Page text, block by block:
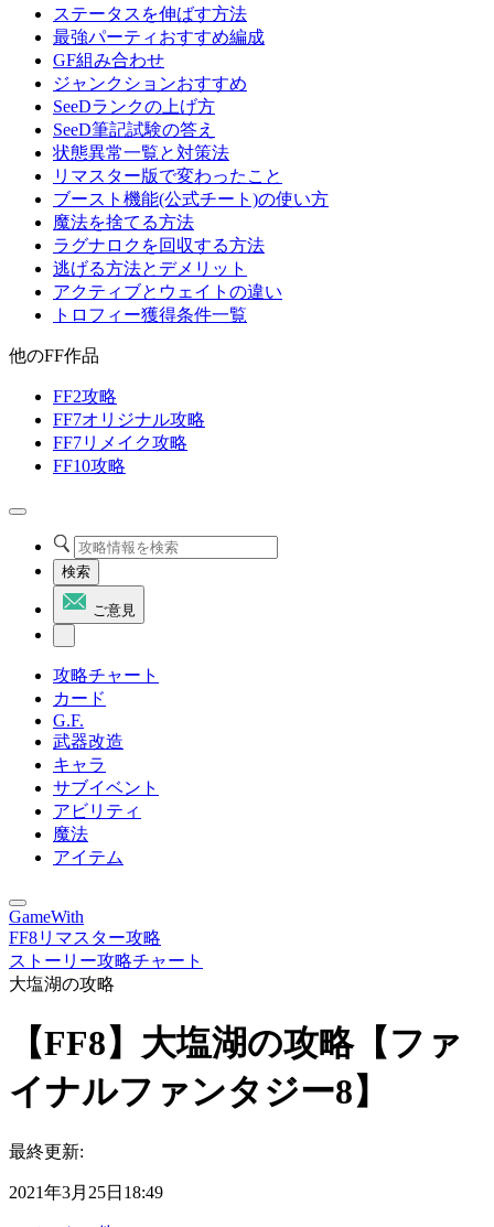
ステータスを伸ばす方法
最強パーティおすすめ編成
GF組み合わせ
ジャンクションおすすめ
SeeDランクの上げ方
SeeD筆記試験の答え
状態異常一覧と対策法
リマスター版で変わったこと
ブースト機能(公式チート)の使い方
魔法を捨てる方法
ラグナロクを回収する方法
逃げる方法とデメリット
アクティブとウェイトの違い
トロフィー獲得条件一覧
他のFF作品
FF2攻略
FF7オリジナル攻略
FF7リメイク攻略
FF10攻略
検索
ご意見
攻略チャート
カード
G.F.
武器改造
キャラ
サブイベント
アビリティ
魔法
アイテム
GameWith
FF8リマスター攻略
ストーリー攻略チャート
大塩湖の攻略
【FF8】大塩湖の攻略【ファ
イナルファンタジー8】
最終更新:
2021年3月25日18:49